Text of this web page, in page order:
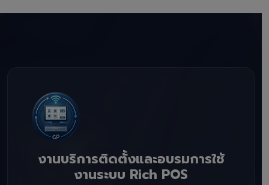
งานบริการติดตั้งและอบรมการใช้
งานระบบ Rich POS